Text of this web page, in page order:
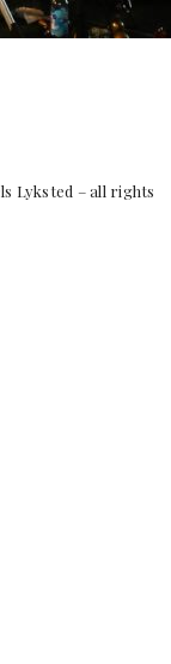
Lyksted – all rights